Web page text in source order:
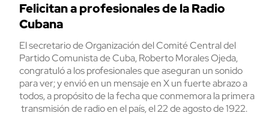
Felicitan a profesionales de la Radio
Cubana
El secretario de Organización del Comité Central del
Partido Comunista de Cuba, Roberto Morales Ojeda,
congratuló a los profesionales que aseguran un sonido
para ver; y envió en un mensaje en X un fuerte abrazo a
todos, a propósito de la fecha que conmemora la primera
transmisión de radio en el país, el 22 de agosto de 1922.